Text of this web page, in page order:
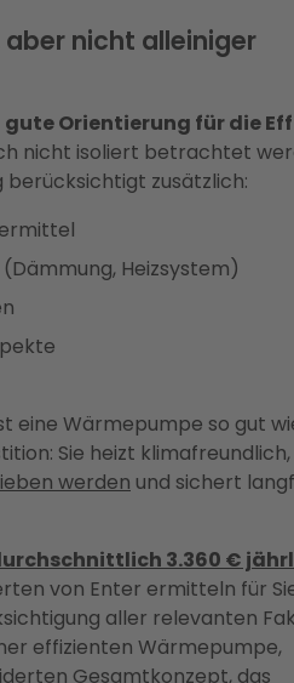
aber nicht alleiniger
gute Orientierung für die
nicht isoliert betrachtet
zusätzlich:
Heizsystem)
eine Wärmepumpe so gut
Sie heizt
werden und sichert
3.360 €
von Enter ermitteln für
aller relevanten
effizienten Wärmepumpe,
Gesamtkonzept, das